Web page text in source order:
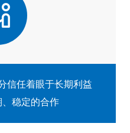
信任着眼于长期利益
稳定的合作